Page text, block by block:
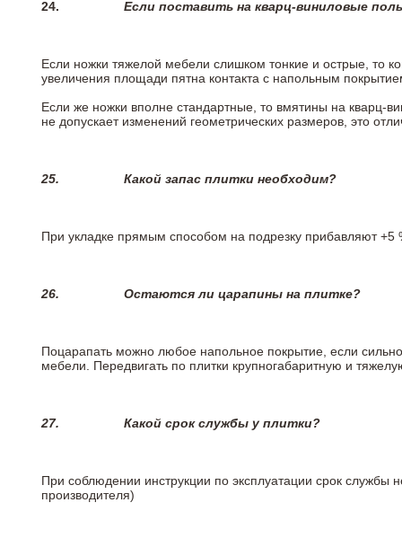
24. Если поставить на кварц-виниловые
Если ножки тяжелой мебели слишком тонкие и острые, то
увеличения площади пятна контакта с напольным
Если же ножки вполне стандартные, то вмятины на кварц-
не допускает изменений геометрических размеров, это
25. Какой запас плитки необходим?
При укладке прямым способом на подрезку прибавляют +5
26. Остаются ли царапины на плитке?
Поцарапать можно любое напольное покрытие, если
мебели. Передвигать по плитки крупногабаритную и
27. Какой срок службы у плитки?
При соблюдении инструкции по эксплуатации срок
производителя)